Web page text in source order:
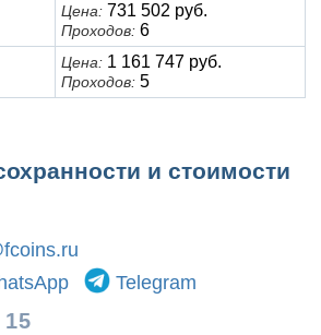
Цена: 731 502 руб.
Проходов: 6
Цена: 1 161 747 руб.
Проходов: 5
и стоимости
Telegram
15